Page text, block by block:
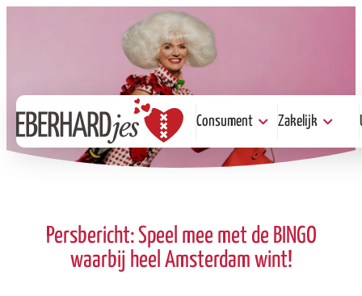
Consument
Consument
Steunen
Zakelijk
Zakelijk
Steunen
Persbericht: Speel mee met de BINGO
waarbij heel Amsterdam wint!